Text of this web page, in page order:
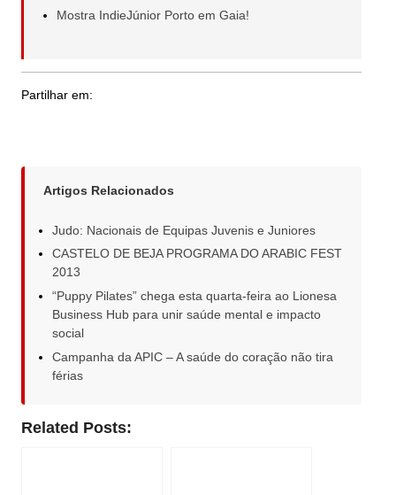
Mostra IndieJúnior Porto em Gaia!
Partilhar em:
Artigos Relacionados
Judo: Nacionais de Equipas Juvenis e Juniores
CASTELO DE BEJA PROGRAMA DO ARABIC FEST
2013
“Puppy Pilates” chega esta quarta-feira ao Lionesa
Business Hub para unir saúde mental e impacto
social
Campanha da APIC – A saúde do coração não tira
férias
Related Posts: